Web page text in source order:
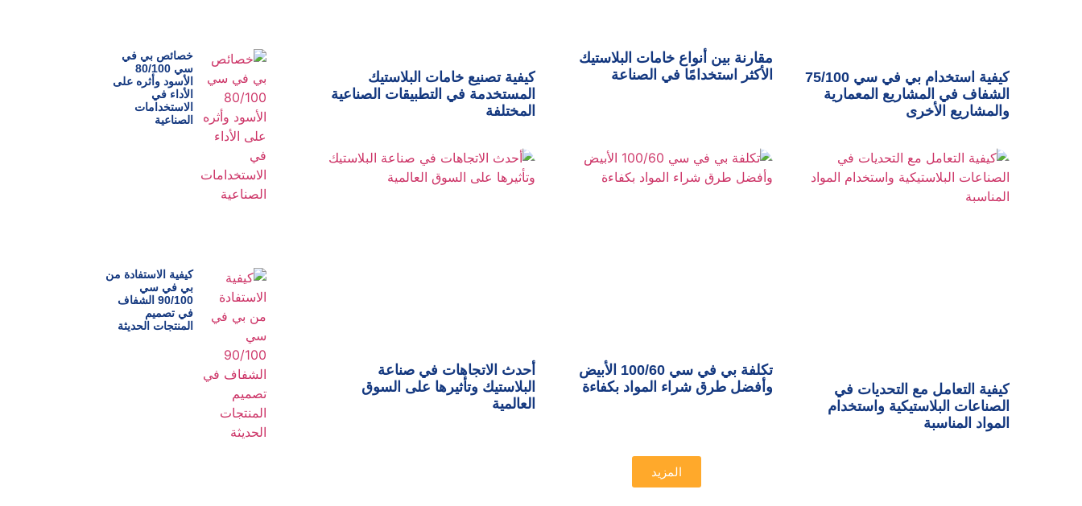
كيفية استخدام بي في سي 75/100
الشفاف في المشاريع المعمارية
والمشاريع الأخرى
مقارنة بين أنواع خامات البلاستيك
الأكثر استخدامًا في الصناعة
كيفية تصنيع خامات البلاستيك
المستخدمة في التطبيقات الصناعية
المختلفة
كيفية التعامل مع التحديات في
الصناعات البلاستيكية واستخدام
المواد المناسبة
تكلفة بي في سي 100/60 الأبيض
وأفضل طرق شراء المواد بكفاءة
أحدث الاتجاهات في صناعة
البلاستيك وتأثيرها على السوق
العالمية
المزيد
خصائص بي في
سي 80/100
الأسود وأثره على
الأداء في
الاستخدامات
الصناعية
كيفية الاستفادة من
بي في سي
90/100 الشفاف
في تصميم
المنتجات الحديثة